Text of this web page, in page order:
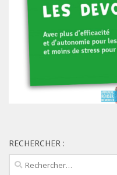
RECHERCHER :
Rechercher :